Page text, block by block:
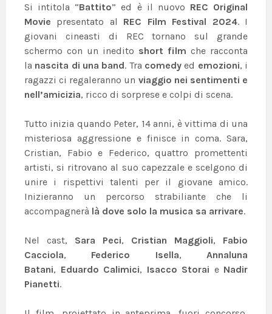
Si intitola “Battito” ed è il nuovo REC Original
Movie presentato al REC Film Festival 2024. I
giovani cineasti di REC tornano sul grande
schermo con un inedito short film che racconta
la nascita di una band. Tra comedy ed emozioni, i
ragazzi ci regaleranno un viaggio nei sentimenti e
nell’amicizia, ricco di sorprese e colpi di scena.
Tutto inizia quando Peter, 14 anni, è vittima di una
misteriosa aggressione e finisce in coma. Sara,
Cristian, Fabio e Federico, quattro promettenti
artisti, si ritrovano al suo capezzale e scelgono di
unire i rispettivi talenti per il giovane amico.
Inizieranno un percorso strabiliante che li
accompagnerà là dove solo la musica sa arrivare.
Nel cast, Sara Peci, Cristian Maggioli, Fabio
Cacciola, Federico Isella,Annaluna
Batani, Eduardo Calimici, Isacco Storai e Nadir
Pianetti.